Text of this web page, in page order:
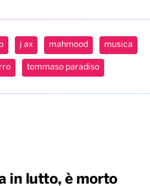
j ax mahmood musica
tommaso paradiso
in lutto, è morto